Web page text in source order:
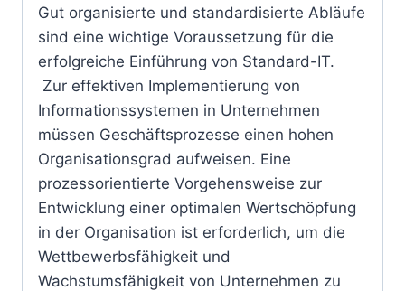
Gut organisierte und standardisierte Abläufe
sind eine wichtige Voraussetzung für die
erfolgreiche Einführung von Standard-IT.
Zur effektiven Implementierung von
Informationssystemen in Unternehmen
müssen Geschäftsprozesse einen hohen
Organisationsgrad aufweisen. Eine
prozessorientierte Vorgehensweise zur
Entwicklung einer optimalen Wertschöpfung
in der Organisation ist erforderlich, um die
Wettbewerbsfähigkeit und
Wachstumsfähigkeit von Unternehmen zu